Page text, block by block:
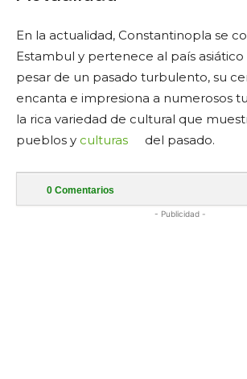
En la actualidad, Constantinopla se
Estambul y pertenece al país asiático
pesar de un pasado turbulento, su
encanta e impresiona a numerosos
la rica variedad de cultural que
pueblos y culturas del pasado.
0 Comentarios
- Publicidad -